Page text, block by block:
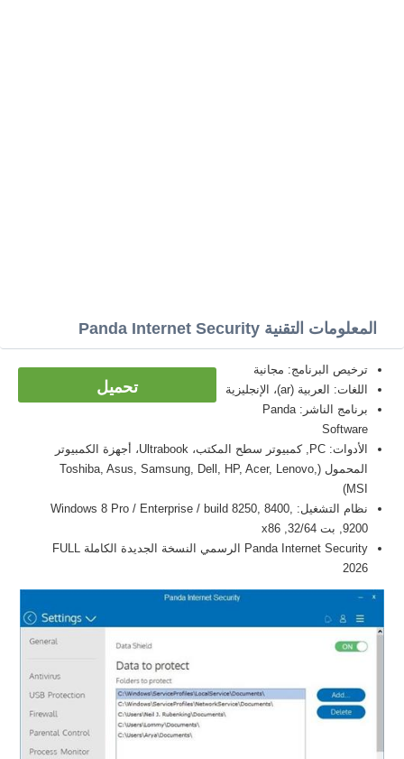
المعلومات التقنية Panda Internet Security
تحميل
ترخيص البرنامج: مجانية
اللغات: العربية (ar)، الإنجليزية
برنامج الناشر: Panda
Software
الأدوات: PC, كمبيوتر سطح المكتب، Ultrabook، أجهزة الكمبيوتر
المحمول (Toshiba, Asus, Samsung, Dell, HP, Acer, Lenovo,
MSI)
نظام التشغيل: Windows 8 Pro / Enterprise / build 8250, 8400,
9200, بت 32/64, x86
Panda Internet Security الرسمي النسخة الجديدة الكاملة FULL
2026